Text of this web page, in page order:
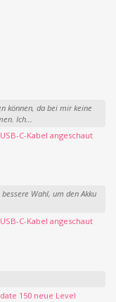
können, da bei mir keine
Ich...
C-Kabel angeschaut
Wahl, um den Akku
C-Kabel angeschaut
150 neue Level